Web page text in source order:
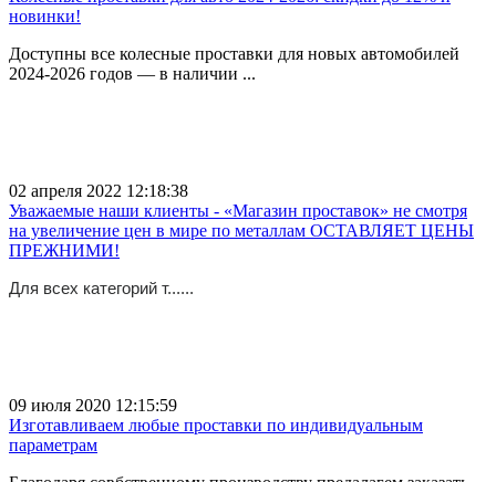
новинки!
Доступны все колесные проставки для новых автомобилей
2024-2026 годов — в наличии ...
02 апреля 2022 12:18:38
Уважаемые наши клиенты - «Магазин проставок» не смотря
на увеличение цен в мире по металлам ОСТАВЛЯЕТ ЦЕНЫ
ПРЕЖНИМИ!
Для всех категорий т......
09 июля 2020 12:15:59
Изготавливаем любые проставки по индивидуальным
параметрам